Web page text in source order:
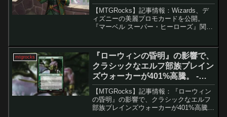
【MTGRocks】記事情報：Wizards、デ
ィズニーの美麗プロモカードを公開。
『マーベル スーパー・ヒーローズ』関連
ローズ』セットに関連し、...
mtgrocks
『ローウィンの昏明』の影響で、
クラシックなエルフ部族プレイン
ズウォーカーが401%高騰。 -マ
ジック：ザ・ギャザリング
【MTGRocks】記事情報：『ローウィン
の昏明』の影響で、クラシックなエルフ
部族プレインズウォーカーが401%高騰。